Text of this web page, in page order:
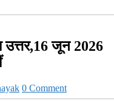
उत्तर,16 जून 2026
0 Comment